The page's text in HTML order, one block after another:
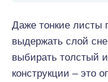
Даже тонкие листы
выдержать слой
выбирать толстый
конструкции – это